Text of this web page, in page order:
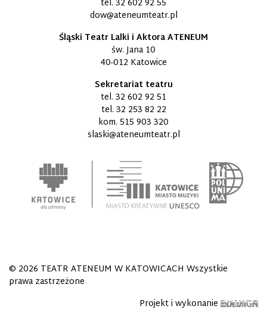
tel. 32 602 92 55
dow@ateneumteatr.pl
Śląski Teatr Lalki i Aktora ATENEUM
św. Jana 10
40-012 Katowice
Sekretariat teatru
tel. 32 602 92 51
tel. 32 253 82 22
kom. 515 903 320
slaski@ateneumteatr.pl
© 2026 TEATR ATENEUM W KATOWICACH Wszystkie
prawa zastrzeżone
Projekt i wykonanie